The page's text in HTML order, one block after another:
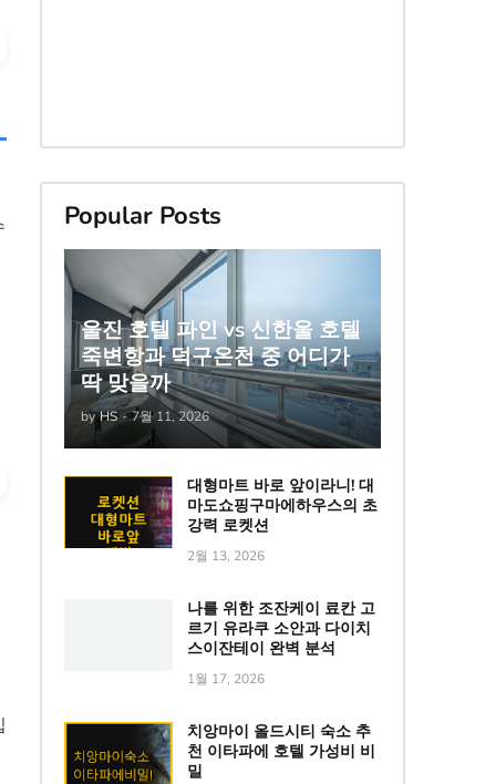
Popular Posts
울진 호텔 파인 vs 신한울 호텔
죽변항과 덕구온천 중 어디가
딱 맞을까
by HS - 7월 11, 2026
대형마트 바로 앞이라니! 대
마도쇼핑구마에하우스의 초
강력 로켓션
2월 13, 2026
나를 위한 조잔케이 료칸 고
르기 유라쿠 소안과 다이치
스이잔테이 완벽 분석
1월 17, 2026
치앙마이 올드시티 숙소 추
천 이타파에 호텔 가성비 비
밀